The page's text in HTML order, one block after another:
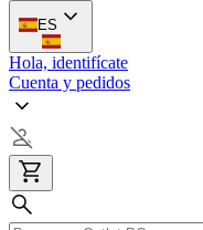
ES
Hola, identifícate
Cuenta y pedidos